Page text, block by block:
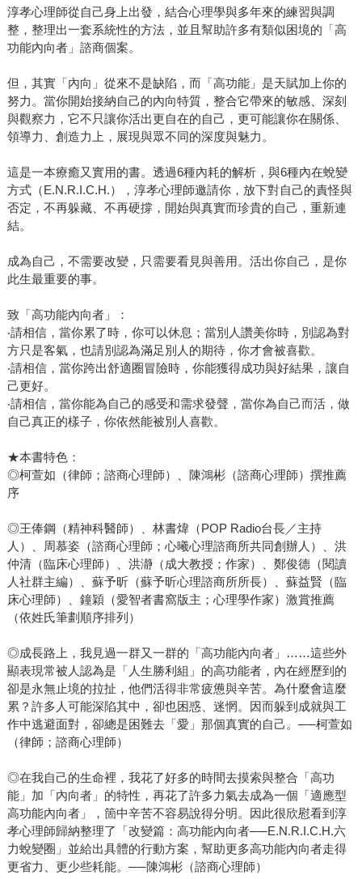
淳孝心理師從自己身上出發，結合心理學與多年來的練習與調
整，整理出一套系統性的方法，並且幫助許多有類似困境的「高
功能內向者」諮商個案。
但，其實「內向」從來不是缺陷，而「高功能」是天賦加上你的
努力。當你開始接納自己的內向特質，整合它帶來的敏感、深刻
與觀察力，它不只讓你活出更自在的自己，更可能讓你在關係、
領導力、創造力上，展現與眾不同的深度與魅力。
這是一本療癒又實用的書。透過6種內耗的解析，與6種內在蛻變
方式（E.N.R.I.C.H.），淳孝心理師邀請你，放下對自己的責怪與
否定，不再躲藏、不再硬撐，開始與真實而珍貴的自己，重新連
結。
成為自己，不需要改變，只需要看見與善用。活出你自己，是你
此生最重要的事。
致「高功能內向者」：
‧請相信，當你累了時，你可以休息；當別人讚美你時，別認為對
方只是客氣，也請別認為滿足別人的期待，你才會被喜歡。
‧請相信，當你跨出舒適圈冒險時，你能獲得成功與好結果，讓自
己更好。
‧請相信，當你能為自己的感受和需求發聲，當你為自己而活，做
自己真正的樣子，你依然能被別人喜歡。
★本書特色：
◎柯萱如（律師；諮商心理師）、陳鴻彬（諮商心理師）撰推薦
序
◎王俸鋼（精神科醫師）、林書煒（POP Radio台長／主持
人）、周慕姿（諮商心理師；心曦心理諮商所共同創辦人）、洪
仲清（臨床心理師）、洪瀞（成大教授；作家）、鄭俊德（閱讀
人社群主編）、蘇予昕（蘇予昕心理諮商所所長）、蘇益賢（臨
床心理師）、鐘穎（愛智者書窩版主；心理學作家）激賞推薦
（依姓氏筆劃順序排列）
◎成長路上，我見過一群又一群的「高功能內向者」……這些外
顯表現常被人認為是「人生勝利組」的高功能者，內在經歷到的
卻是永無止境的拉扯，他們活得非常疲憊與辛苦。為什麼會這麼
累？許多人可能深陷其中，卻也困惑、迷惘。因而躲到成就與工
作中逃避面對，卻總是困難去「愛」那個真實的自己。──柯萱如
（律師；諮商心理師）
◎在我自己的生命裡，我花了好多的時間去摸索與整合「高功
能」加「內向者」的特性，再花了許多力氣去成為一個「適應型
高功能內向者」，箇中辛苦不容易說得分明。因此很欣慰看到淳
孝心理師歸納整理了「改變篇：高功能內向者──E.N.R.I.C.H.六
力蛻變圈」並給出具體的行動方案，幫助更多高功能內向者走得
更省力、更少些耗能。──陳鴻彬（諮商心理師）